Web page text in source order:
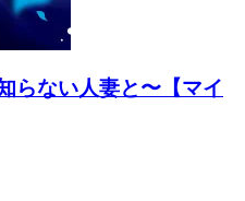
らない人妻と〜【マイ